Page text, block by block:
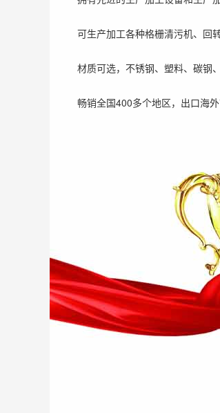
可生产加工各种格栅清污机、回
材质可选，不锈钢、塑料、碳钢
畅销全国400多个地区，出口海